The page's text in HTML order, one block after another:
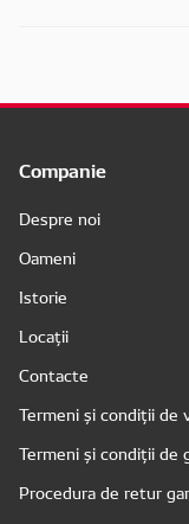
Companie
Despre noi
Oameni
Istorie
Locații
Contacte
Termeni și condiții de
Termeni și condiții de
Procedura de retur